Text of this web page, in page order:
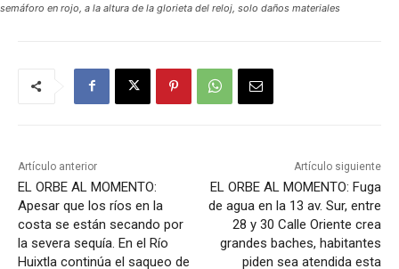
semáforo en rojo, a la altura de la glorieta del reloj, solo daños materiales
Artículo anterior
EL ORBE AL MOMENTO:
Apesar que los ríos en la
costa se están secando por
la severa sequía. En el Río
Huixtla continúa el saqueo de
Artículo siguiente
EL ORBE AL MOMENTO: Fuga
de agua en la 13 av. Sur, entre
28 y 30 Calle Oriente crea
grandes baches, habitantes
piden sea atendida esta